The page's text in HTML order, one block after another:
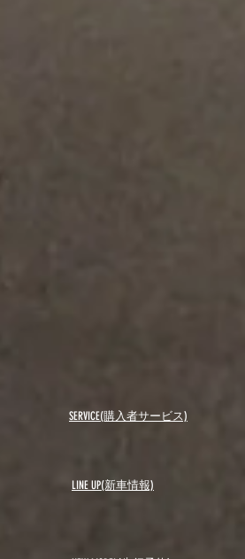
SERVICE(購入者サービス)
LINE UP(新車情報)